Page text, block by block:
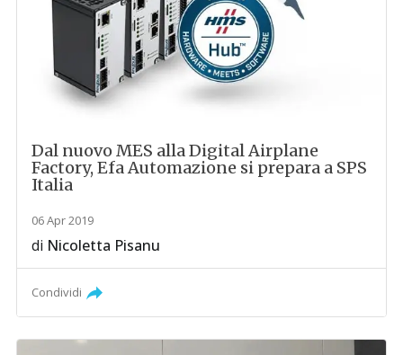
Dal nuovo MES alla Digital Airplane
Factory, Efa Automazione si prepara a SPS
Italia
06 Apr 2019
di Nicoletta Pisanu
Condividi